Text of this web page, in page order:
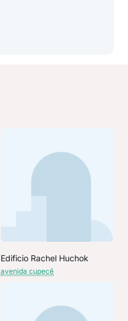
Edificio Rachel Huchok
avenida cupecê